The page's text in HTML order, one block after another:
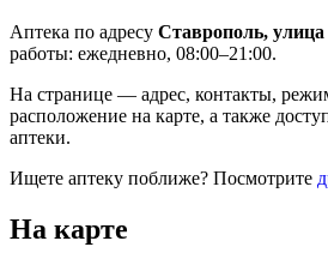
Аптека по адресу Ставрополь,
работы: ежедневно, 08:00–21:00.
На странице — адрес, контакты,
расположение на карте, а также
аптеки.
Ищете аптеку поближе? Посмотрите
На карте